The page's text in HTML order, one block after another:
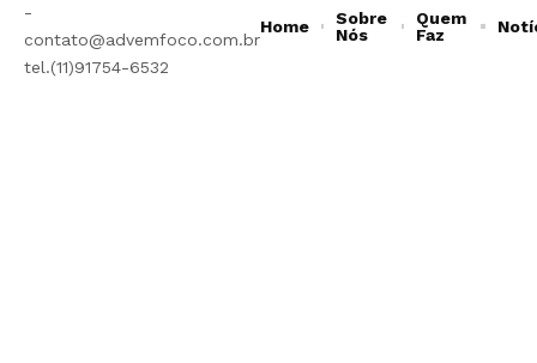
-
contato@advemfoco.com.br
tel.(11)91754-6532
Home
Sobre
Nós
Quem
Faz